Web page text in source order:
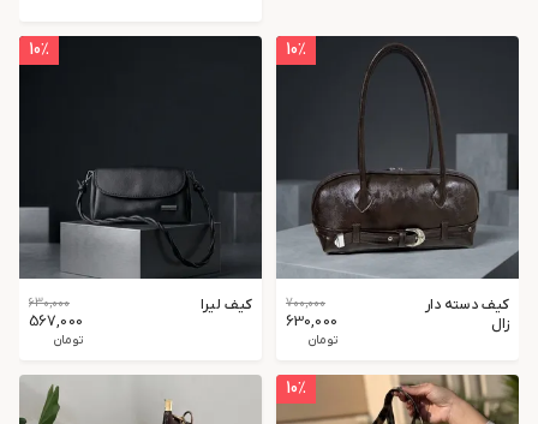
10٪
کیف دسته دار
زال
700,000
630,000
تومان
10٪
کیف لیرا 630,000
567,000
تومان
10٪